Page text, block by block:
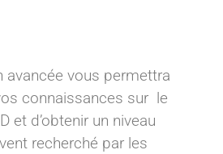
avancée vous permettra
connaissances sur le
et d’obtenir un niveau
recherché par les